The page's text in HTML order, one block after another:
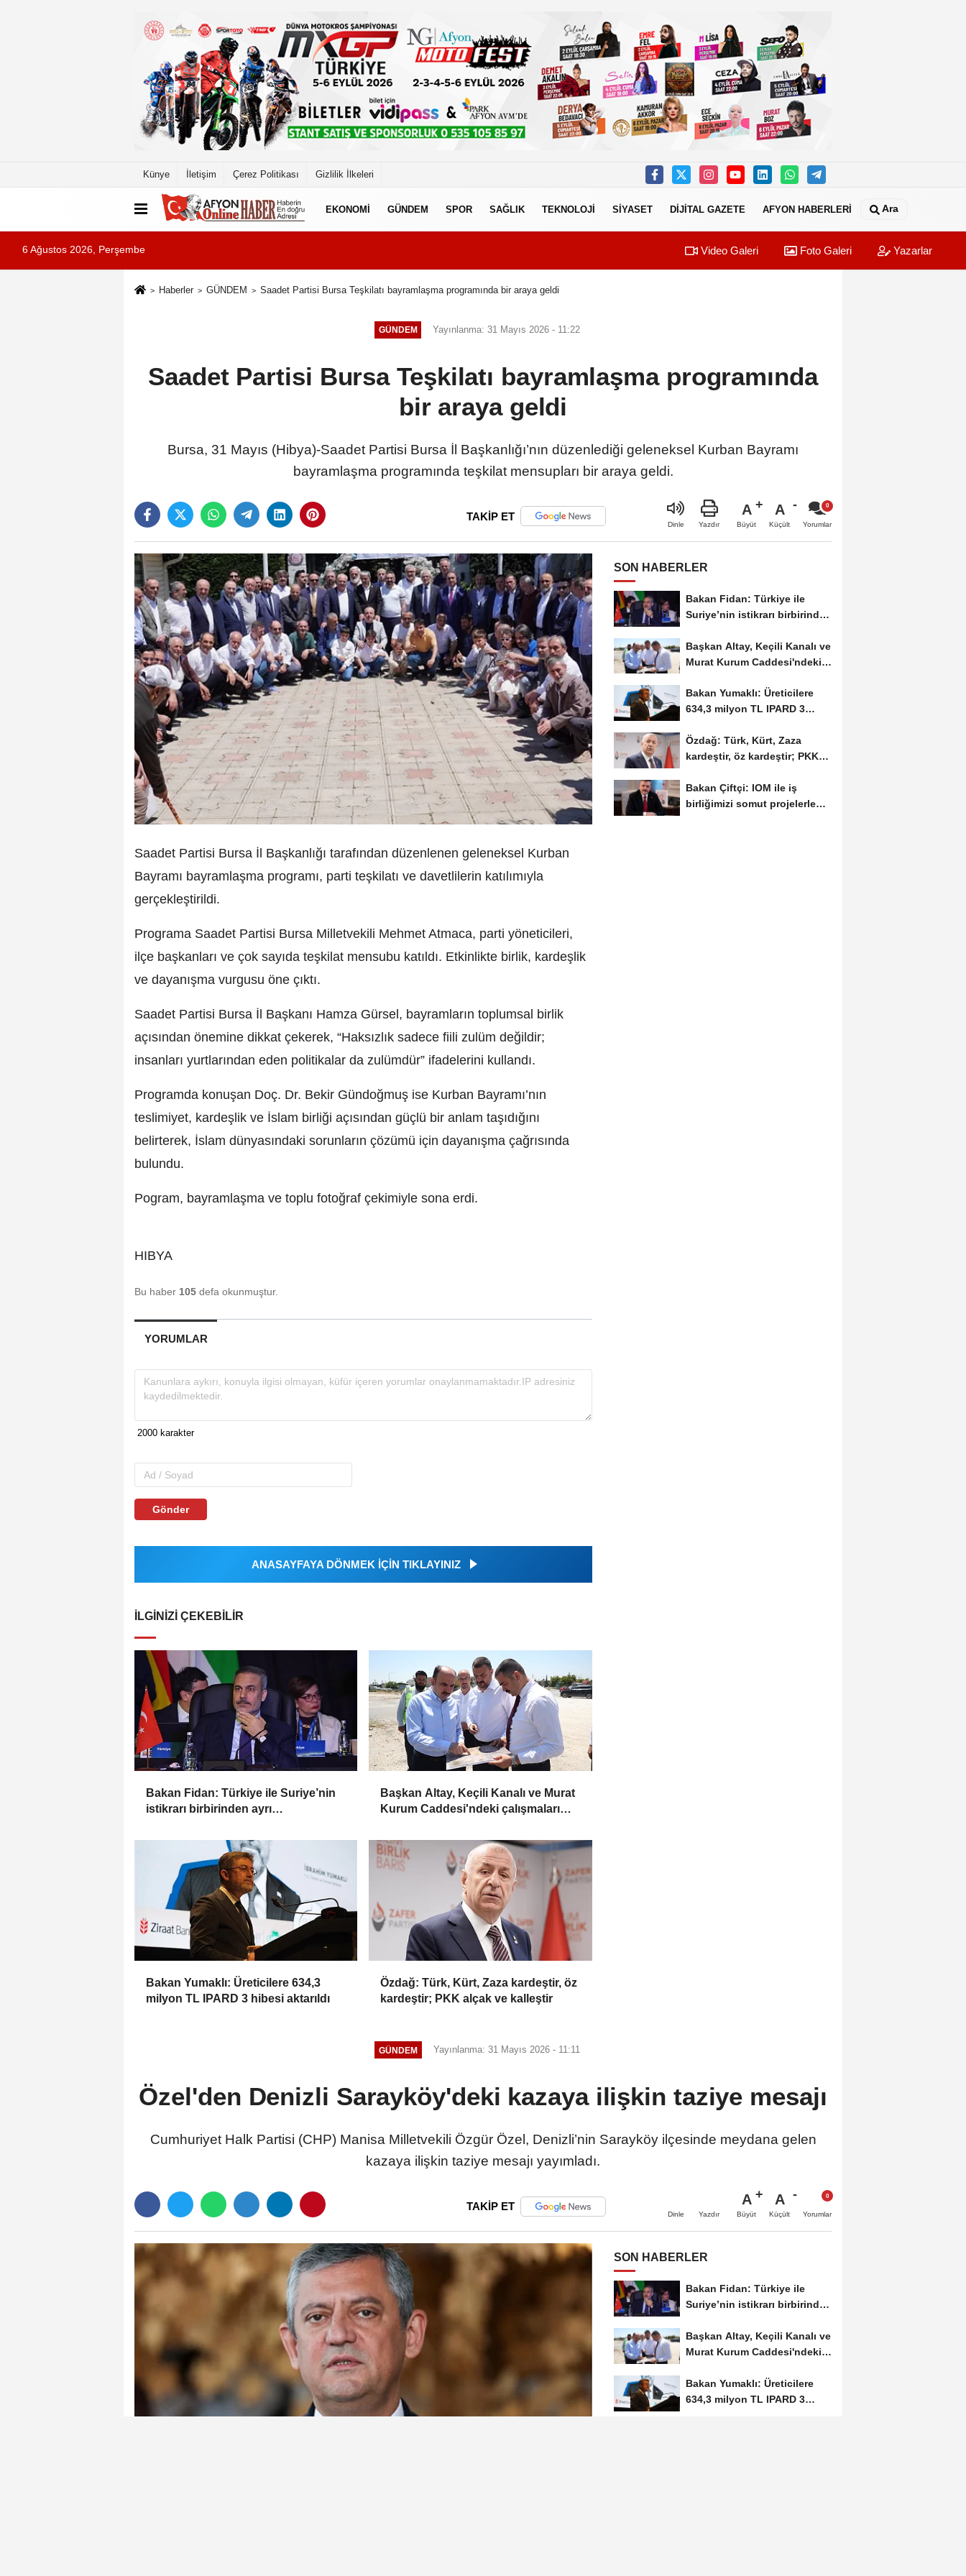
Künye İletişim Çerez Politikası Gizlilik İlkeleri
EKONOMİ GÜNDEM SPOR SAĞLIK TEKNOLOJİ SİYASET DİJİTAL GAZETE AFYON HABERLERİ Ara
6 Ağustos 2026, Perşembe Video Galeri Foto Galeri Yazarlar
Haberler GÜNDEM Saadet Partisi Bursa Teşkilatı bayramlaşma programında bir araya geldi
GÜNDEM Yayınlanma: 31 Mayıs 2026 - 11:22
Saadet Partisi Bursa Teşkilatı bayramlaşma programında
bir araya geldi
Bursa, 31 Mayıs (Hibya)-Saadet Partisi Bursa İl Başkanlığı’nın düzenlediği geleneksel Kurban Bayramı
bayramlaşma programında teşkilat mensupları bir araya geldi.
TAKİP ET
Dinle Yazdır
A
Büyüt
A
Küçült Yorumlar
Saadet Partisi Bursa İl Başkanlığı tarafından düzenlenen geleneksel Kurban
Bayramı bayramlaşma programı, parti teşkilatı ve davetlilerin katılımıyla
gerçekleştirildi.
Programa Saadet Partisi Bursa Milletvekili Mehmet Atmaca, parti yöneticileri,
ilçe başkanları ve çok sayıda teşkilat mensubu katıldı. Etkinlikte birlik, kardeşlik
ve dayanışma vurgusu öne çıktı.
Saadet Partisi Bursa İl Başkanı Hamza Gürsel, bayramların toplumsal birlik
açısından önemine dikkat çekerek, “Haksızlık sadece fiili zulüm değildir;
insanları yurtlarından eden politikalar da zulümdür” ifadelerini kullandı.
Programda konuşan Doç. Dr. Bekir Gündoğmuş ise Kurban Bayramı’nın
teslimiyet, kardeşlik ve İslam birliği açısından güçlü bir anlam taşıdığını
belirterek, İslam dünyasındaki sorunların çözümü için dayanışma çağrısında
bulundu.
Pogram, bayramlaşma ve toplu fotoğraf çekimiyle sona erdi.
HIBYA
Bu haber 105 defa okunmuştur.
YORUMLAR
Gönder
ANASAYFAYA DÖNMEK İÇİN TIKLAYINIZ
İLGINIZI ÇEKEBILIR
Bakan Fidan: Türkiye ile Suriye’nin
istikrarı birbirinden ayrı
Başkan Altay, Keçili Kanalı ve Murat
Kurum Caddesi'ndeki çalışmaları
Bakan Yumaklı: Üreticilere 634,3
milyon TL IPARD 3 hibesi aktarıldı
Özdağ: Türk, Kürt, Zaza kardeştir, öz
kardeştir; PKK alçak ve kalleştir
SON HABERLER
Bakan Fidan: Türkiye ile
Suriye’nin istikrarı birbirinden
Başkan Altay, Keçili Kanalı ve
Murat Kurum Caddesi'ndeki
Bakan Yumaklı: Üreticilere
634,3 milyon TL IPARD 3
Özdağ: Türk, Kürt, Zaza
kardeştir, öz kardeştir; PKK
Bakan Çiftçi: IOM ile iş
birliğimizi somut projelerle
GÜNDEM Yayınlanma: 31 Mayıs 2026 - 11:11
Özel'den Denizli Sarayköy'deki kazaya ilişkin taziye mesajı
Cumhuriyet Halk Partisi (CHP) Manisa Milletvekili Özgür Özel, Denizli’nin Sarayköy ilçesinde meydana gelen
kazaya ilişkin taziye mesajı yayımladı.
TAKİP ET
Dinle Yazdır
A
Büyüt
A
Küçült Yorumlar
SON HABERLER
Bakan Fidan: Türkiye ile
Suriye’nin istikrarı birbirinden
Başkan Altay, Keçili Kanalı ve
Murat Kurum Caddesi'ndeki
Bakan Yumaklı: Üreticilere
634,3 milyon TL IPARD 3